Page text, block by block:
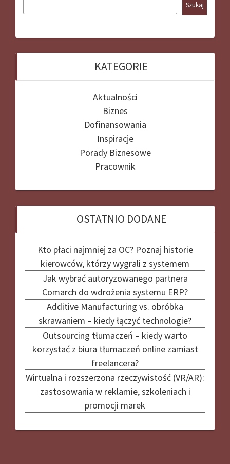
Szukaj
KATEGORIE
Aktualności
Biznes
Dofinansowania
Inspiracje
Porady Biznesowe
Pracownik
OSTATNIO DODANE
Kto płaci najmniej za OC? Poznaj historie
kierowców, którzy wygrali z systemem
Jak wybrać autoryzowanego partnera
Comarch do wdrożenia systemu ERP?
Additive Manufacturing vs. obróbka
skrawaniem – kiedy łączyć technologie?
Outsourcing tłumaczeń – kiedy warto
korzystać z biura tłumaczeń online zamiast
freelancera?
Wirtualna i rozszerzona rzeczywistość (VR/AR):
zastosowania w reklamie, szkoleniach i
promocji marek